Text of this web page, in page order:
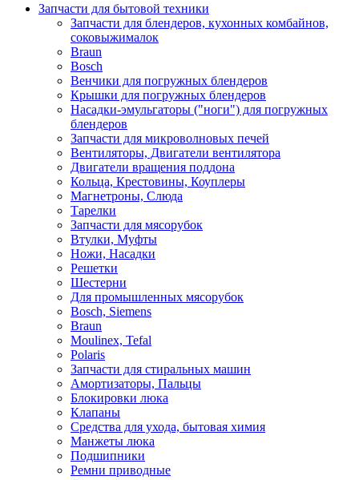
Запчасти для бытовой техники
Запчасти для блендеров, кухонных комбайнов,
соковыжималок
Braun
Bosch
Венчики для погружных блендеров
Крышки для погружных блендеров
Насадки-эмульгаторы ("ноги") для погружных
блендеров
Запчасти для микроволновых печей
Вентиляторы, Двигатели вентилятора
Двигатели вращения поддона
Кольца, Крестовины, Коуплеры
Магнетроны, Слюда
Тарелки
Запчасти для мясорубок
Втулки, Муфты
Ножи, Насадки
Решетки
Шестерни
Для промышленных мясорубок
Bosch, Siemens
Braun
Moulinex, Tefal
Polaris
Запчасти для стиральных машин
Амортизаторы, Пальцы
Блокировки люка
Клапаны
Средства для ухода, бытовая химия
Манжеты люка
Подшипники
Ремни приводные